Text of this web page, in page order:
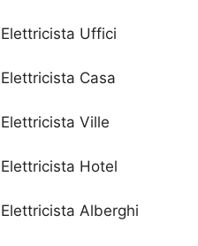
Uffici
Casa
Ville
Hotel
Alberghi